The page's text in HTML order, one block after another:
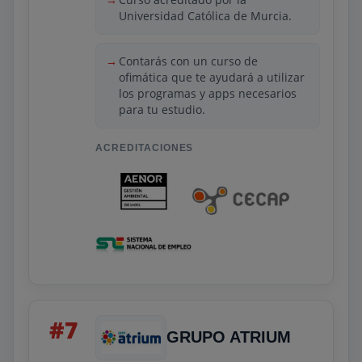
con acompañamiento continuo crea una
por su enfoque práctico y su capacidad
para adaptarse a distintos ritmos de
aprendizaje.
Universidad Católica de Murcia.
Contarás con un curso de
ofimática que te ayudará a utilizar
los programas y apps necesarios
para tu estudio.
ACREDITACIONES
#7 GRUPO ATRIUM